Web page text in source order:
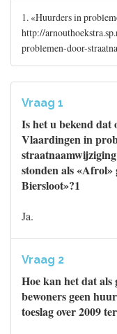
1. «Huurders in
http://
problemen-door-
Vraag 1
Is het u bekend dat
Vlaardingen in
stonden als «Afrol»
Biersloot»?1
Ja.
Vraag 2
Hoe kan het dat als
bewoners geen
toeslag over 2009